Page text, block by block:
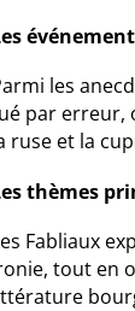
les
par erreur,
ruse et la
thèmes
Fabliaux
tout en